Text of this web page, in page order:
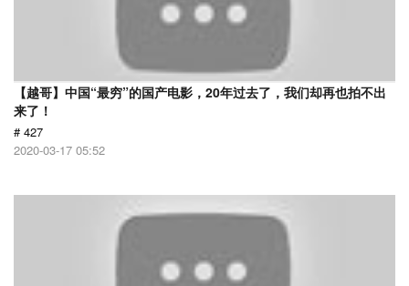
【越哥】中国“最穷”的国产电影，20年过去了，我们却再也拍不出
来了！
# 427
2020-03-17 05:52